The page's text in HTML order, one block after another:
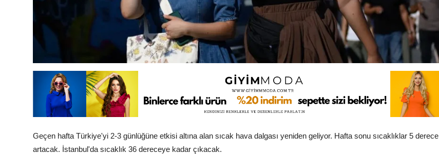
Geçen hafta Türkiye'yi 2-3 günlüğüne etkisi altına alan sıcak hava dalgası yeniden geliyor. Hafta sonu sıcaklıklar 5 derece
artacak. İstanbul'da sıcaklık 36 dereceye kadar çıkacak.